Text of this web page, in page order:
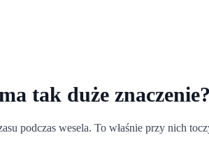
tak duże znaczenie?
podczas wesela. To właśnie przy nich